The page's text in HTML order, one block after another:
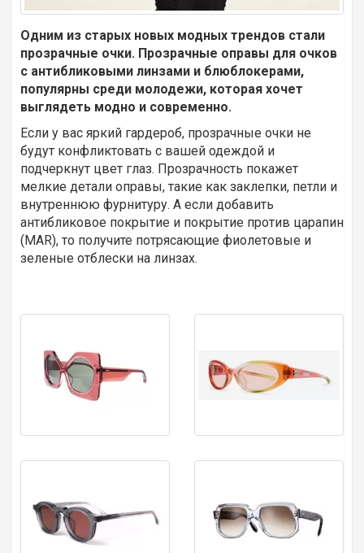
Одним из старых новых модных трендов стали
прозрачные очки. Прозрачные оправы для очков
с антибликовыми линзами и блюблокерами,
популярны среди молодежи, которая хочет
выглядеть модно и современно.
Если у вас яркий гардероб, прозрачные очки не
будут конфликтовать с вашей одеждой и
подчеркнут цвет глаз. Прозрачность покажет
мелкие детали оправы, такие как заклепки, петли и
внутреннюю фурнитуру. А если добавить
антибликовое покрытие и покрытие против царапин
(MAR), то получите потрясающие фиолетовые и
зеленые отблески на линзах.